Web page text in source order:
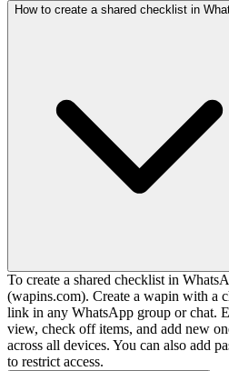
How to create a shared checklist in
To create a shared checklist in
(wapins.com). Create a wapin with a
link in any WhatsApp group or chat.
view, check off items, and add new
across all devices. You can also add
to restrict access.